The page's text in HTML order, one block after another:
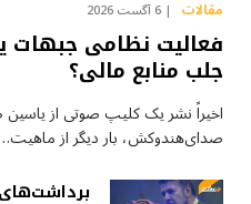
مقالات 6 آگست 2026
فعالیت نظامی جبهات
جلب منابع مالی؟
اخیراً نشر یک کلیپ صوتی از
صدای‌هندوکش، بار دیگر از
برداشت‌های